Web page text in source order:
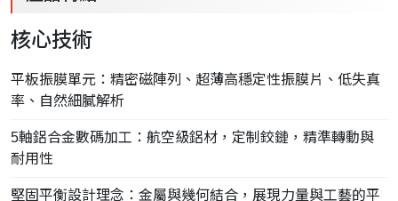
核心技術
平板振膜單元：精密磁陣列、超薄高穩定性振膜片、低失真
率、自然細膩解析
5軸鋁合金數碼加工：航空級鋁材，定制鉸鏈，精準轉動與
耐用性
堅固平衡設計理念：金屬與幾何結合，展現力量與工藝的平